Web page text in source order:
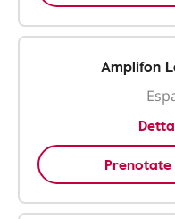
Amplifon